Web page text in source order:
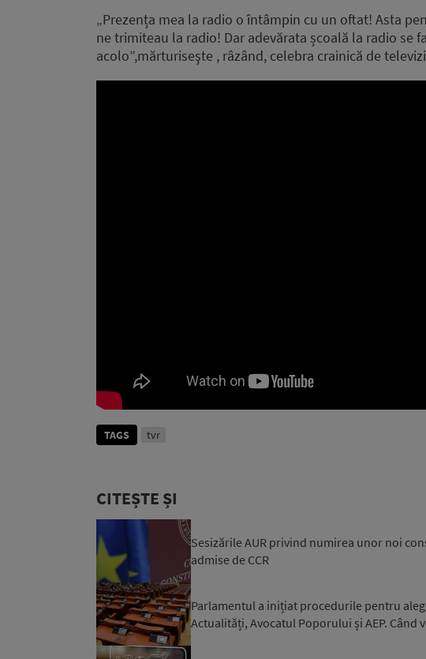
„Prezența mea la radio o întâmpin cu un oftat! Asta
ne trimiteau la radio! Dar adevărata școală la radio se
acolo”,mărturiseşte , râzând, celebra crainică de
TAGS tvr
CITEȘTE ȘI
Sesizările AUR privind numirea unor noi
admise de CCR
Parlamentul a inițiat procedurile pentru
Actualități, Avocatul Poporului și AEP. Când